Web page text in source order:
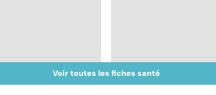
Anémie : symptômes,
causes et
Exostose osseuse :
des bosses sous la
Voir toutes les fiches santé